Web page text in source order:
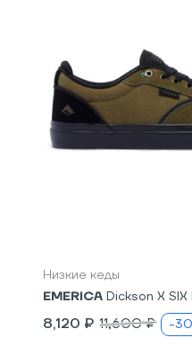
Низкие кеды
EMERICA Dickson X
8,120 ₽ 11,600 ₽ -